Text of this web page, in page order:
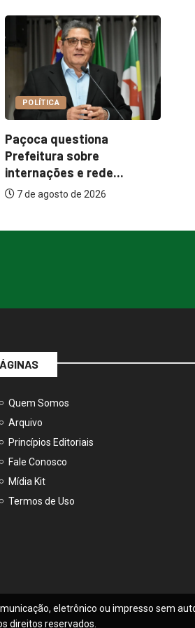
COTIDIANO
Garimpo Day reúne
brechós, gastronomia e
atrações...
7 de agosto de 2026
Quem Somos
Arquivo
Princípios Editoriais
Fale Conosco
Mídia Kit
Termos de Uso
eletrônico ou impresso sem
direitos reservados.